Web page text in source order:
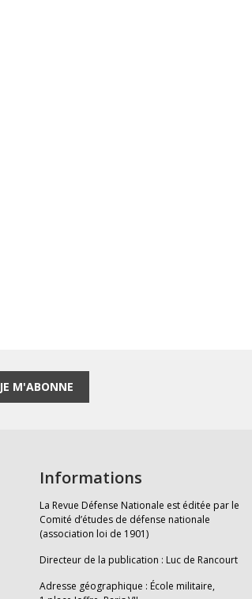
JE M'ABONNE
Informations
La Revue Défense Nationale est éditée par le
Comité d’études de défense nationale
(association loi de 1901)
Directeur de la publication : Luc de Rancourt
Adresse géographique : École militaire,